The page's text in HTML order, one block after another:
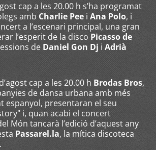
cap a les 20.00 h s’ha programat
amb Charlie Pee iAna Polo, i
a l’escenari principal, una gran
l’esperit de la disco Picasso de
de Daniel Gon Dj i Adrià
cap a les 20.00 hBrodas Bros,
de dansa urbana amb més
espanyol, presentaran el seu
i, quan acabi el concert
Món tancarà l’edició d’aquest any
Passarel.la, la mítica discoteca